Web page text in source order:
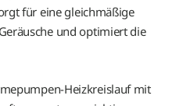
für eine gleichmäßige
und optimiert die
Heizkreislauf mit